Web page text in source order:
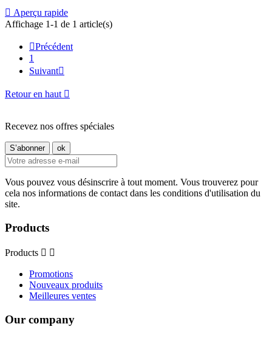
 Aperçu rapide
Affichage 1-1 de 1 article(s)
Précédent
1
Suivant
Retour en haut 
Recevez nos offres spéciales
Vous pouvez vous désinscrire à tout moment. Vous trouverez pour
cela nos informations de contact dans les conditions d'utilisation du
site.
Products
Products  
Promotions
Nouveaux produits
Meilleures ventes
Our company